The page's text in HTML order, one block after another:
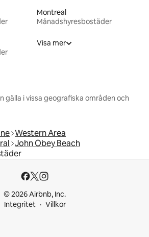
Montreal
Månadshyresbostäder
Visa mer
gälla i vissa geografiska områden och
Western Area
John Obey Beach
© 2026 Airbnb, Inc.
Integritet
Villkor